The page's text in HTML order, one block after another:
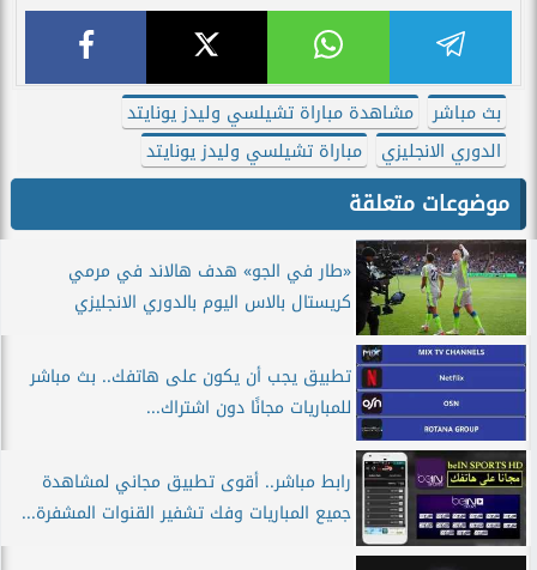
بث مباشر
مشاهدة مباراة تشيلسي وليدز يونايتد
الدوري الانجليزي
مباراة تشيلسي وليدز يونايتد
موضوعات متعلقة
«طار في الجو» هدف هالاند في مرمي
كريستال بالاس اليوم بالدوري الانجليزي
تطبيق يجب أن يكون على هاتفك.. بث مباشر
للمباريات مجانًا دون اشتراك...
رابط مباشر.. أقوى تطبيق مجاني لمشاهدة
جميع المباريات وفك تشفير القنوات المشفرة...